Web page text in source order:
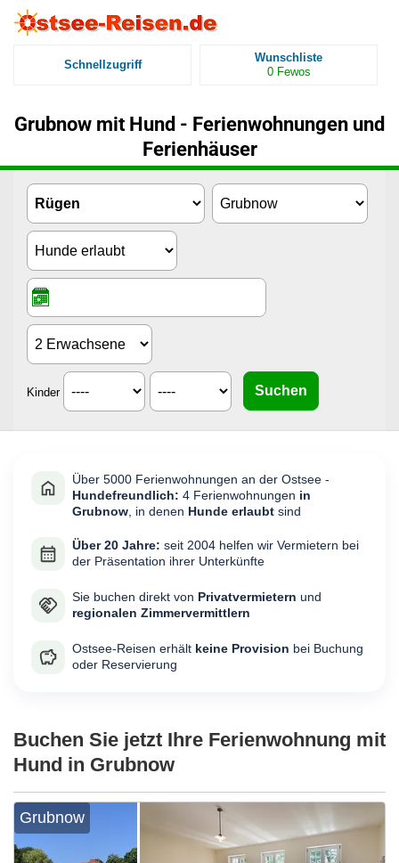
Schnellzugriff
Wunschliste
0 Fewos
Grubnow mit Hund - Ferienwohnungen und
Ferienhäuser
Kinder
Über 5000 Ferienwohnungen an der Ostsee -
Hundefreundlich: 4 Ferienwohnungen in
Grubnow , in denen Hunde erlaubt sind
Über 20 Jahre: seit 2004 helfen wir Vermietern bei
der Präsentation ihrer Unterkünfte
Sie buchen direkt von Privatvermietern und
regionalen Zimmervermittlern
Ostsee-Reisen erhält keine Provision bei Buchung
oder Reservierung
Buchen Sie jetzt Ihre Ferienwohnung mit
Hund in Grubnow
Grubnow